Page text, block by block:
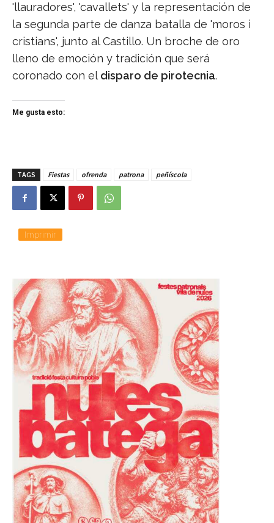
'llauradores', 'cavallets' y la representación de
la segunda parte de danza batalla de 'moros i
cristians', junto al Castillo. Un broche de oro
lleno de emoción y tradición que será
coronado con el disparo de pirotecnia.
Me gusta esto:
TAGS Fiestas ofrenda patrona peñíscola
Imprimir